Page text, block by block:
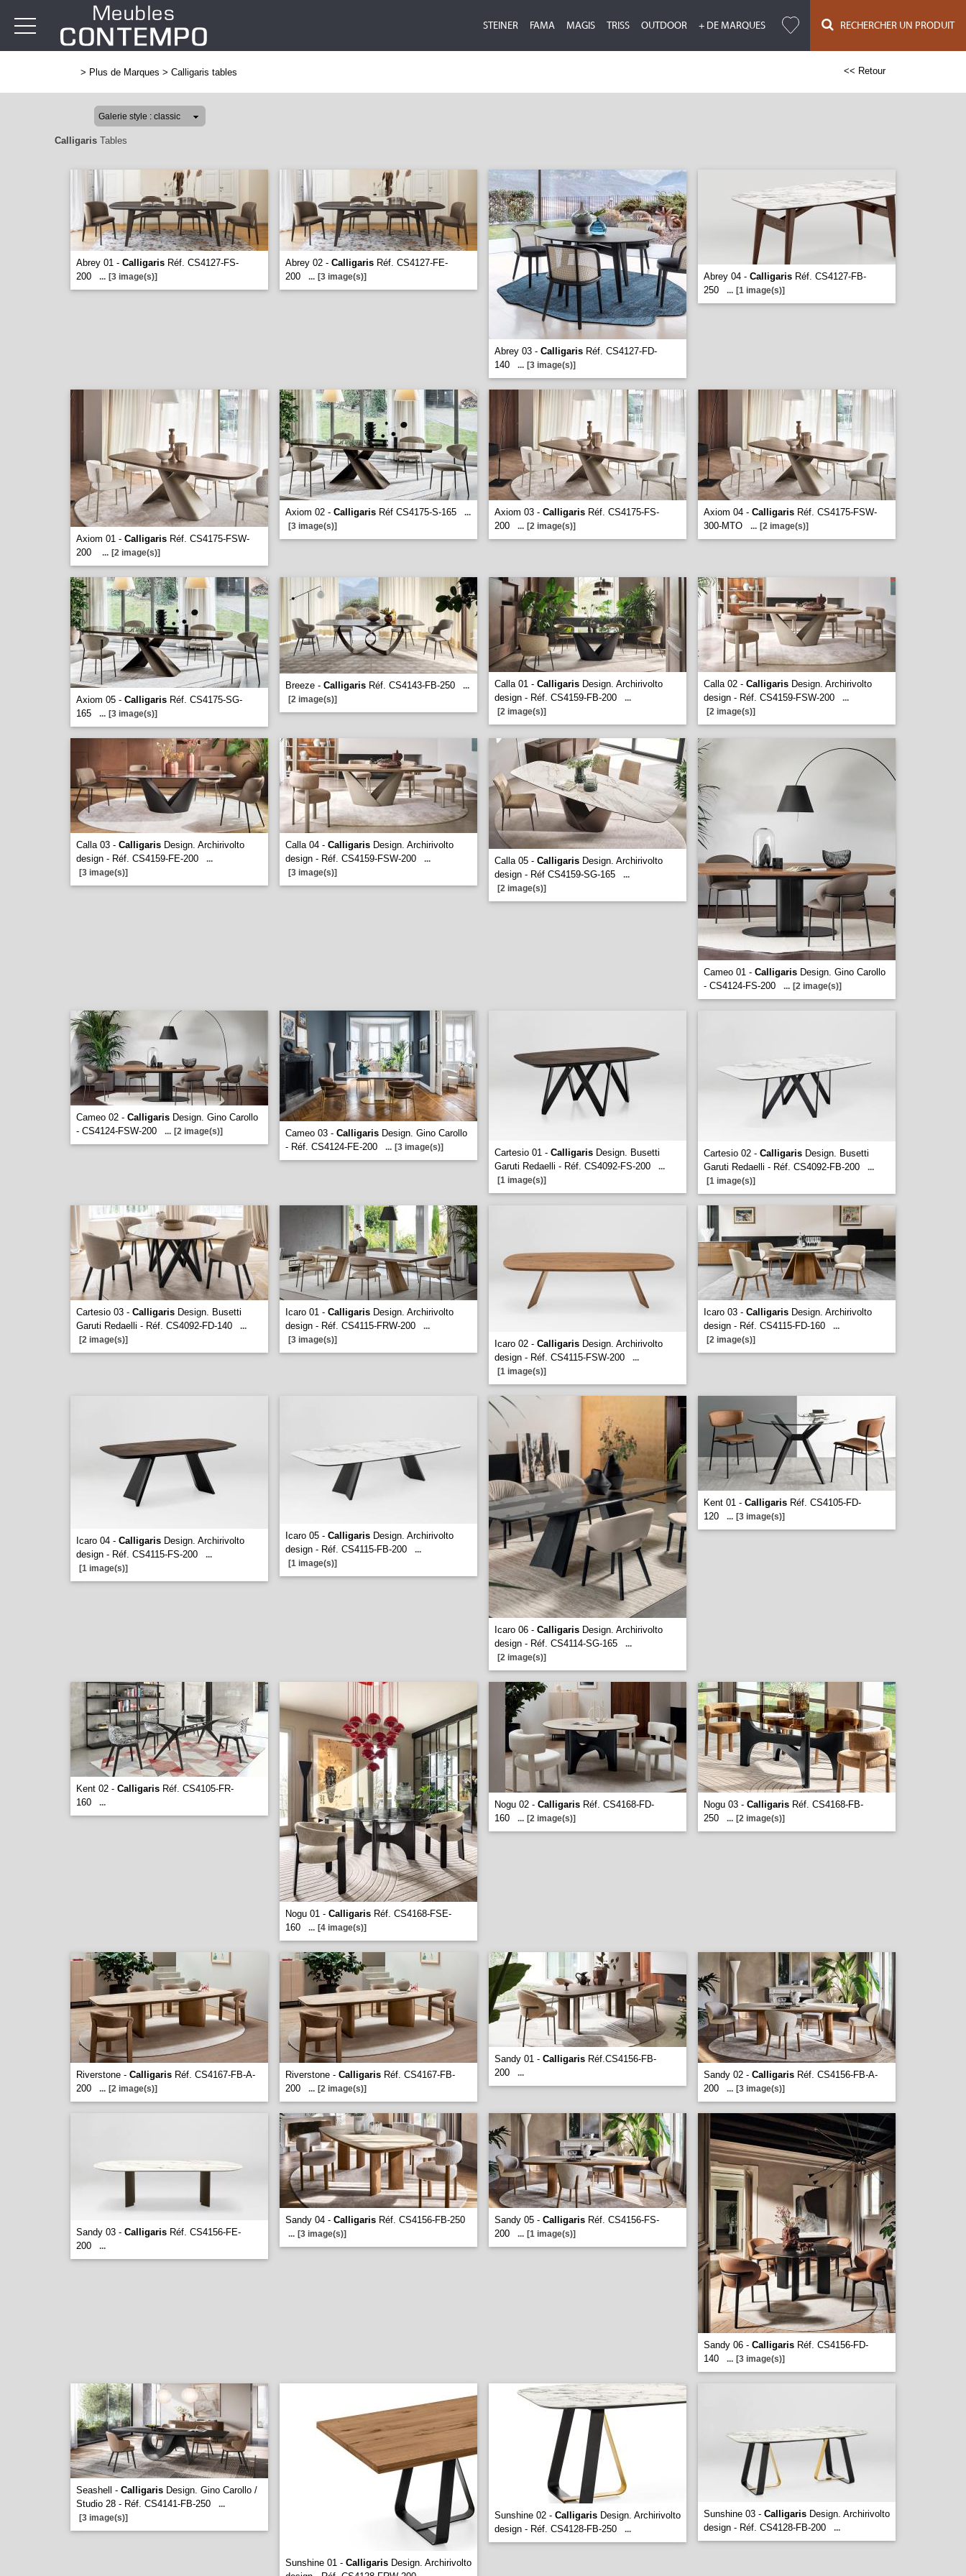
STEINER FAMA MAGIS TRISS OUTDOOR + DE MARQUES RECHERCHER UN PRODUIT
> Plus de Marques > Calligaris tables << Retour
Calligaris Tables
Abrey 01 - Calligaris Réf. CS4127-FS-
200
... [3 image(s)]
Abrey 02 - Calligaris Réf. CS4127-FE-
200
... [3 image(s)]
Abrey 03 - Calligaris Réf. CS4127-FD-
140
... [3 image(s)]
Abrey 04 - Calligaris Réf. CS4127-FB-
250
... [1 image(s)]
Axiom 01 - Calligaris Réf. CS4175-FSW-
200
... [2 image(s)]
Axiom 02 - Calligaris Réf CS4175-S-165
...
[3 image(s)]
Axiom 03 - Calligaris Réf. CS4175-FS-
200
... [2 image(s)]
Axiom 04 - Calligaris Réf. CS4175-FSW-
300-MTO
... [2 image(s)]
Axiom 05 - Calligaris Réf. CS4175-SG-
165
... [3 image(s)]
Breeze - Calligaris Réf. CS4143-FB-250
...
[2 image(s)]
Calla 01 - Calligaris Design. Archirivolto
design - Réf. CS4159-FB-200
...
[2 image(s)]
Calla 02 - Calligaris Design. Archirivolto
design - Réf. CS4159-FSW-200
...
[2 image(s)]
Calla 03 - Calligaris Design. Archirivolto
design - Réf. CS4159-FE-200
...
[3 image(s)]
Calla 04 - Calligaris Design. Archirivolto
design - Réf. CS4159-FSW-200
...
[3 image(s)]
Calla 05 - Calligaris Design. Archirivolto
design - Réf CS4159-SG-165
...
[2 image(s)]
Cameo 01 - Calligaris Design. Gino Carollo
- CS4124-FS-200
... [2 image(s)]
Cameo 02 - Calligaris Design. Gino Carollo
- CS4124-FSW-200
... [2 image(s)] Cameo 03 - Calligaris Design. Gino Carollo
- Réf. CS4124-FE-200
... [3 image(s)] Cartesio 01 - Calligaris Design. Busetti
Garuti Redaelli - Réf. CS4092-FS-200
...
[1 image(s)]
Cartesio 02 - Calligaris Design. Busetti
Garuti Redaelli - Réf. CS4092-FB-200
...
[1 image(s)]
Cartesio 03 - Calligaris Design. Busetti
Garuti Redaelli - Réf. CS4092-FD-140
...
[2 image(s)]
Icaro 01 - Calligaris Design. Archirivolto
design - Réf. CS4115-FRW-200
...
[3 image(s)]
Icaro 02 - Calligaris Design. Archirivolto
design - Réf. CS4115-FSW-200
...
[1 image(s)]
Icaro 03 - Calligaris Design. Archirivolto
design - Réf. CS4115-FD-160
...
[2 image(s)]
Icaro 04 - Calligaris Design. Archirivolto
design - Réf. CS4115-FS-200
...
[1 image(s)]
Icaro 05 - Calligaris Design. Archirivolto
design - Réf. CS4115-FB-200
...
[1 image(s)]
Icaro 06 - Calligaris Design. Archirivolto
design - Réf. CS4114-SG-165
...
[2 image(s)]
Kent 01 - Calligaris Réf. CS4105-FD-
120
... [3 image(s)]
Kent 02 - Calligaris Réf. CS4105-FR-
160
...
Nogu 01 - Calligaris Réf. CS4168-FSE-
160
... [4 image(s)]
Nogu 02 - Calligaris Réf. CS4168-FD-
160
... [2 image(s)]
Nogu 03 - Calligaris Réf. CS4168-FB-
250
... [2 image(s)]
Riverstone - Calligaris Réf. CS4167-FB-A-
200
... [2 image(s)]
Riverstone - Calligaris Réf. CS4167-FB-
200
... [2 image(s)]
Sandy 01 - Calligaris Réf.CS4156-FB-
200
... Sandy 02 - Calligaris Réf. CS4156-FB-A-
200
... [3 image(s)]
Sandy 03 - Calligaris Réf. CS4156-FE-
200
...
Sandy 04 - Calligaris Réf. CS4156-FB-250
... [3 image(s)]
Sandy 05 - Calligaris Réf. CS4156-FS-
200
... [1 image(s)]
Sandy 06 - Calligaris Réf. CS4156-FD-
140
... [3 image(s)]
Seashell - Calligaris Design. Gino Carollo /
Studio 28 - Réf. CS4141-FB-250
...
[3 image(s)]
Sunshine 01 - Calligaris Design. Archirivolto
Sunshine 02 - Calligaris Design. Archirivolto
design - Réf. CS4128-FB-250
...
Sunshine 03 - Calligaris Design. Archirivolto
design - Réf. CS4128-FB-200
...